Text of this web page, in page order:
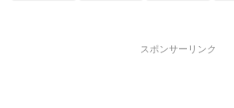
スポンサーリンク